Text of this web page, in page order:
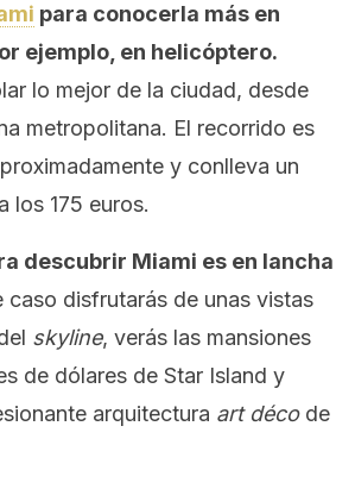
para conocerla más en
ejemplo, en helicóptero.
lo mejor de la ciudad, desde
metropolitana. El recorrido es
y conlleva un
los 175 euros.
descubrir Miami es en lancha
caso disfrutarás de unas vistas
skyline, verás las mansiones
de dólares de Star Island y
arquitectura art décode